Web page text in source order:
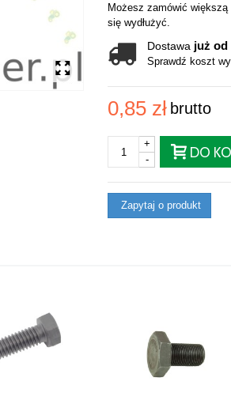
Możesz zamówić
się wydłużyć.
Dostawa już od
Sprawdź koszt
0,85 zł brutto
-
+
DO
Zapytaj o produkt